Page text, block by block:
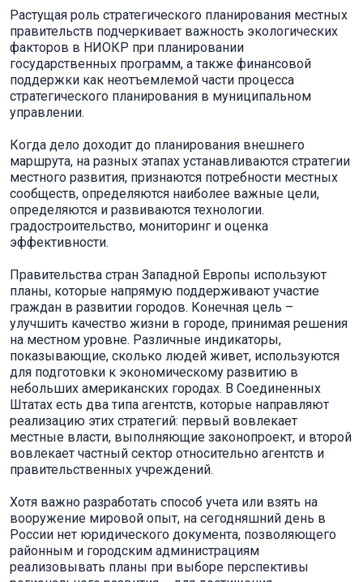
Растущая роль стратегического планирования местных
правительств подчеркивает важность экологических
факторов в НИОКР при планировании
государственных программ, а также финансовой
поддержки как неотъемлемой части процесса
стратегического планирования в муниципальном
управлении.
Когда дело доходит до планирования внешнего
маршрута, на разных этапах устанавливаются стратегии
местного развития, признаются потребности местных
сообществ, определяются наиболее важные цели,
определяются и развиваются технологии.
градостроительство, мониторинг и оценка
эффективности.
Правительства стран Западной Европы используют
планы, ​​которые напрямую поддерживают участие
граждан в развитии городов. Конечная цель –
улучшить качество жизни в городе, принимая решения
на местном уровне. Различные индикаторы,
показывающие, сколько людей живет, используются
для подготовки к экономическому развитию в
небольших американских городах. В Соединенных
Штатах есть два типа агентств, которые направляют
реализацию этих стратегий: первый вовлекает
местные власти, выполняющие законопроект, и второй
вовлекает частный сектор относительно агентств и
правительственных учреждений.
Хотя важно разработать способ учета или взять на
вооружение мировой опыт, на сегодняшний день в
России нет юридического документа, позволяющего
районным и городским администрациям
реализовывать планы при выборе перспективы